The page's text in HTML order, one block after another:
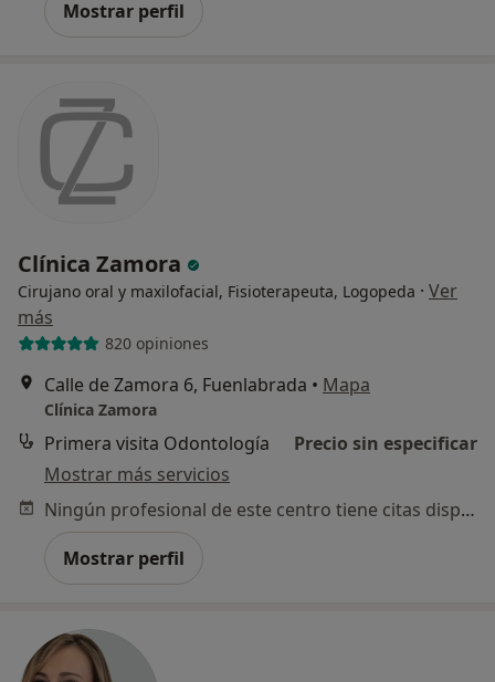
Mostrar perfil
Clínica Zamora
Cirujano oral y maxilofacial, Fisioterapeuta, Logopeda · Ver
más
820 opiniones
Calle de Zamora 6, Fuenlabrada • Mapa
Clínica Zamora
Primera visita Odontología
Precio sin especificar
Mostrar más servicios
Ningún profesional de este centro tiene citas disponibles
Mostrar perfil